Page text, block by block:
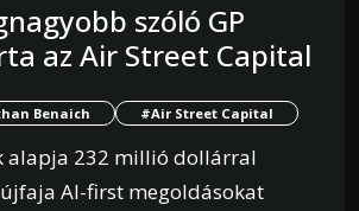
szóló GP
az Air Street Capital
Benaich #Air Street Capital
alapja 232 millió dollárral
AI-first megoldásokat